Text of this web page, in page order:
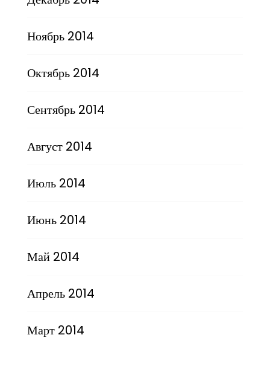
Ноябрь 2014
Октябрь 2014
Сентябрь 2014
Август 2014
Июль 2014
Июнь 2014
Май 2014
Апрель 2014
Март 2014